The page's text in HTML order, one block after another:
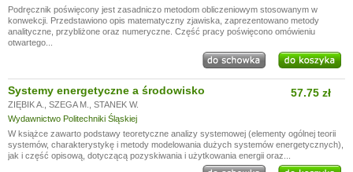
Podręcznik poświęcony jest zasadniczo metodom obliczeniowym stosowanym w
konwekcji. Przedstawiono opis matematyczny zjawiska, zaprezentowano metody
analityczne, przybliżone oraz numeryczne. Część pracy poświęcono omówieniu
otwartego...
Systemy energetyczne a środowisko
ZIĘBIK A. SZEGA M.
STANEK W.
Wydawnictwo Politechniki Śląskiej
57.75 zł
W książce zawarto podstawy teoretyczne analizy systemowej (elementy ogólnej teorii
systemów, charakterystykę i metody modelowania dużych systemów energetycznych),
jak i część opisową, dotyczącą pozyskiwania i użytkowania energii oraz...